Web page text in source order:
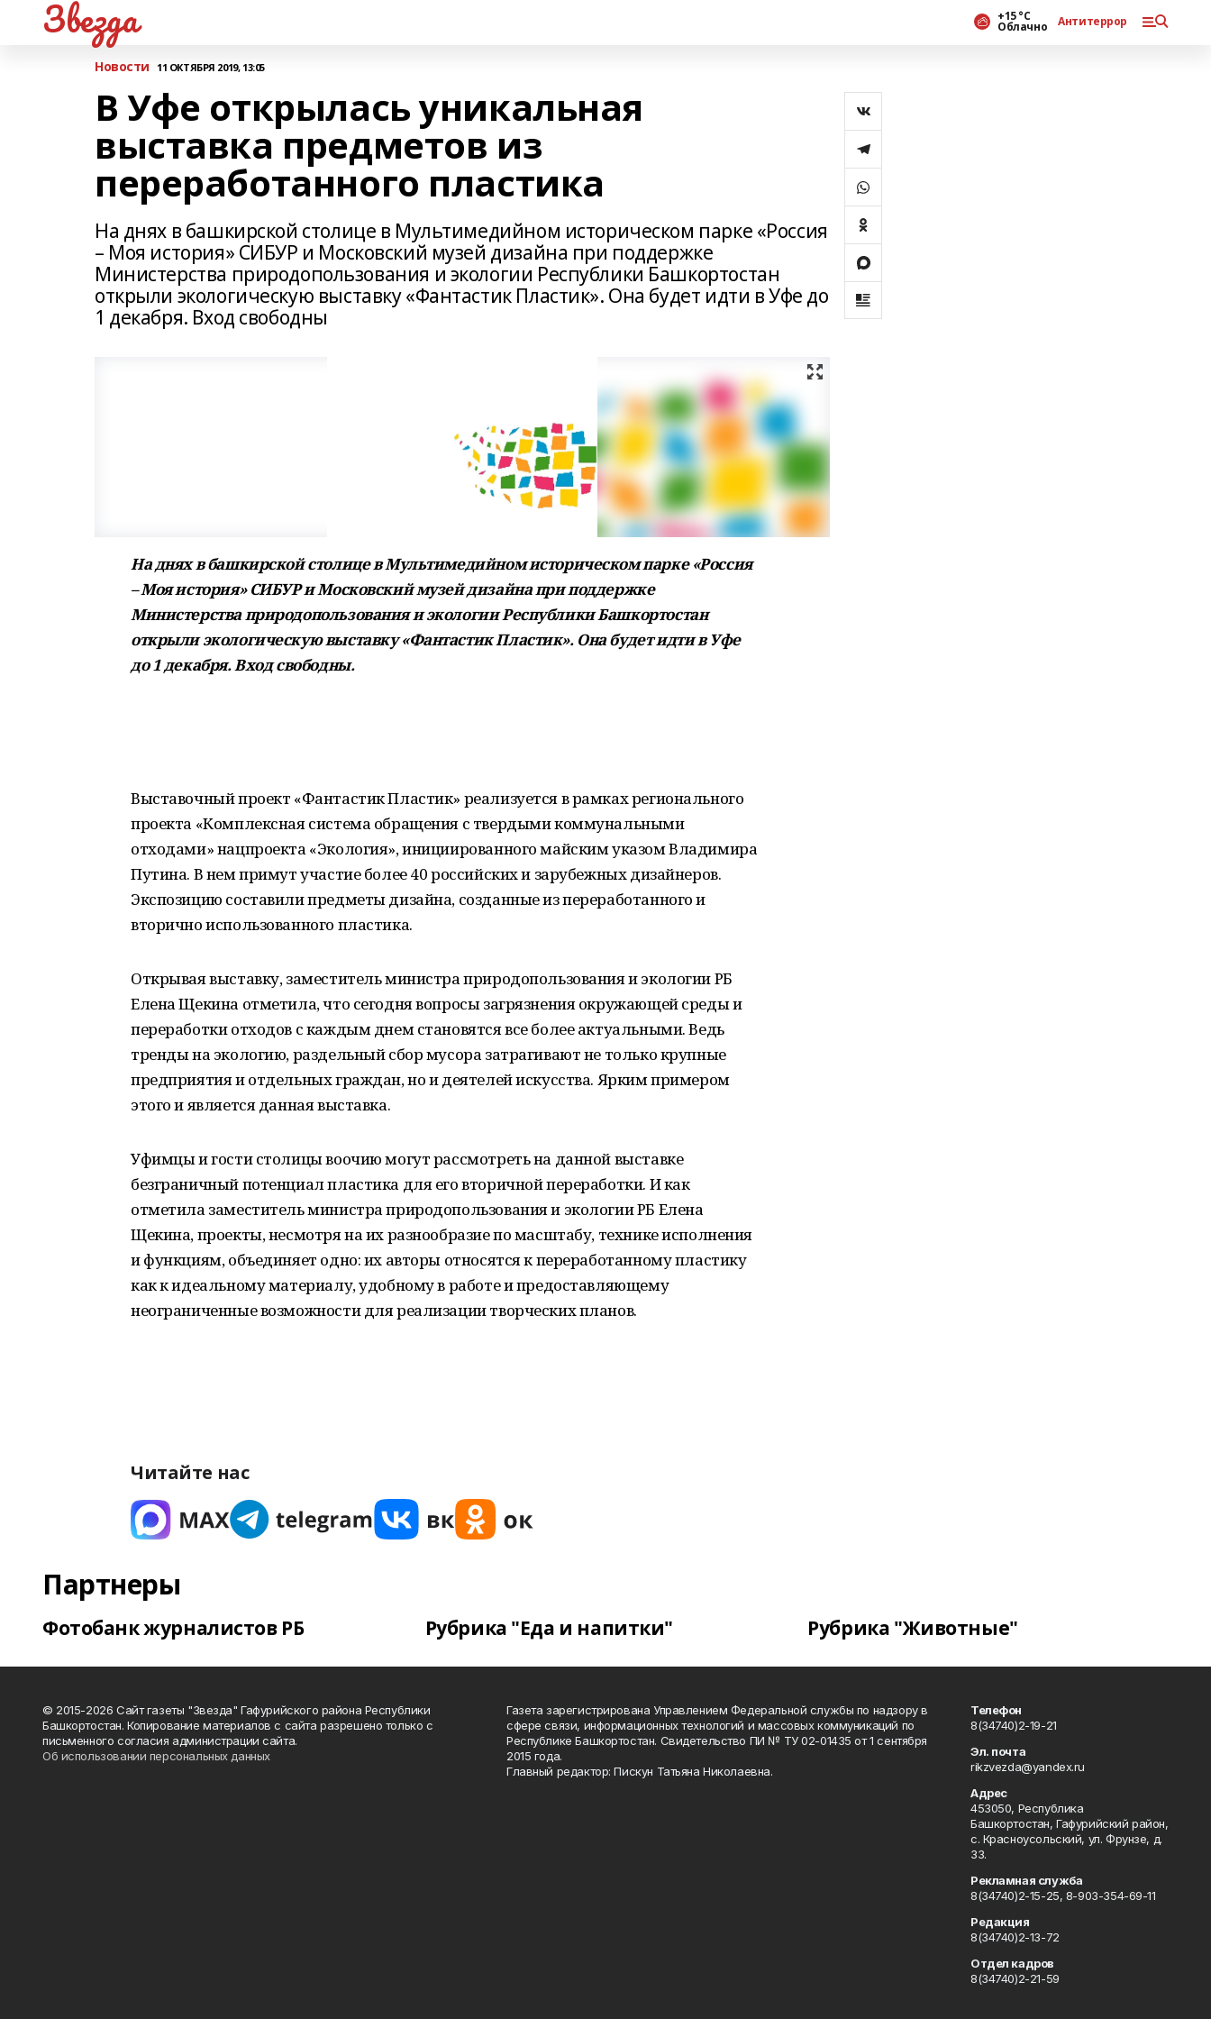
Звезда +15 °С
Облачно Антитеррор
Новости 11 ОКТЯБРЯ 2019, 13:05
В Уфе открылась уникальная
выставка предметов из
переработанного пластика
На днях в башкирской столице в Мультимедийном историческом парке «Россия
– Моя история» СИБУР и Московский музей дизайна при поддержке
Министерства природопользования и экологии Республики Башкортостан
открыли экологическую выставку «Фантастик Пластик». Она будет идти в Уфе до
1 декабря. Вход свободны
На днях в башкирской столице в Мультимедийном историческом парке «Россия
– Моя история» СИБУР и Московский музей дизайна при поддержке
Министерства природопользования и экологии Республики Башкортостан
открыли экологическую выставку «Фантастик Пластик». Она будет идти в Уфе
до 1 декабря. Вход свободны.
Выставочный проект «Фантастик Пластик» реализуется в рамках регионального
проекта «Комплексная система обращения с твердыми коммунальными
отходами» нацпроекта «Экология», инициированного майским указом Владимира
Путина. В нем примут участие более 40 российских и зарубежных дизайнеров.
Экспозицию составили предметы дизайна, созданные из переработанного и
вторично использованного пластика.
Открывая выставку, заместитель министра природопользования и экологии РБ
Елена Щекина отметила, что сегодня вопросы загрязнения окружающей среды и
переработки отходов с каждым днем становятся все более актуальными. Ведь
тренды на экологию, раздельный сбор мусора затрагивают не только крупные
предприятия и отдельных граждан, но и деятелей искусства. Ярким примером
этого и является данная выставка.
Уфимцы и гости столицы воочию могут рассмотреть на данной выставке
безграничный потенциал пластика для его вторичной переработки. И как
отметила заместитель министра природопользования и экологии РБ Елена
Щекина, проекты, несмотря на их разнообразие по масштабу, технике исполнения
и функциям, объединяет одно: их авторы относятся к переработанному пластику
как к идеальному материалу, удобному в работе и предоставляющему
неограниченные возможности для реализации творческих планов.
Читайте нас
Партнеры
Фотобанк журналистов РБ Рубрика "Еда и напитки" Рубрика "Животные"
© 2015-2026 Сайт газеты "Звезда" Гафурийского района Республики
Башкортостан. Копирование материалов с сайта разрешено только с
письменного согласия администрации сайта.
Об использовании персональных данных
Газета зарегистрирована Управлением Федеральной службы по надзору в
сфере связи, информационных технологий и массовых коммуникаций по
Республике Башкортостан. Свидетельство ПИ № ТУ 02-01435 от 1 сентября
2015 года.
Главный редактор: Пискун Татьяна Николаевна.
Телефон
8(34740)2-19-21
Эл. почта
rikzvezda@yandex.ru
Адрес
453050, Республика
Башкортостан, Гафурийский район,
с. Красноусольский, ул. Фрунзе, д.
33.
Рекламная служба
8(34740)2-15-25, 8-903-354-69-11
Редакция
8(34740)2-13-72
Отдел кадров
8(34740)2-21-59